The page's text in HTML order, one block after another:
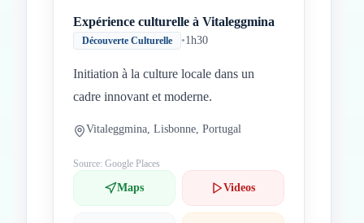
Expérience culturelle à Vitaleggmina
Découverte Culturelle •1h30
Initiation à la culture locale dans un
cadre innovant et moderne.
Vitaleggmina, Lisbonne, Portugal
Source: Google Places
Maps Videos